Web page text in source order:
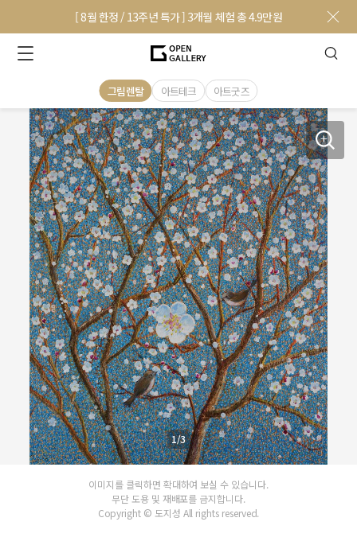
[ 8월 한정 / 13주년 특가 ] 3개월 체험 총 4.9만원
그림렌탈 아트테크 아트굿즈
1/3
이미지를 클릭하면 확대하여 보실 수 있습니다.
무단 도용 및 재배포를 금지합니다.
Copyright © 도지성 All rights reserved.